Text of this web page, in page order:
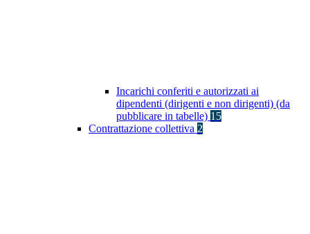
Incarichi conferiti e autorizzati ai
dipendenti (dirigenti e non dirigenti) (da
pubblicare in tabelle) 15
Contrattazione collettiva 2